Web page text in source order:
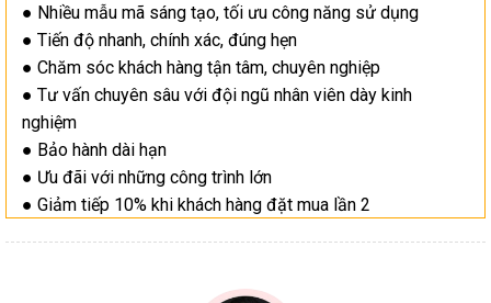
● Nhiều mẫu mã sáng tạo, tối ưu công năng sử dụng
● Tiến độ nhanh, chính xác, đúng hẹn
● Chăm sóc khách hàng tận tâm, chuyên nghiệp
● Tư vấn chuyên sâu với đội ngũ nhân viên dày kinh
nghiệm
● Bảo hành dài hạn
● Ưu đãi với những công trình lớn
● Giảm tiếp 10% khi khách hàng đặt mua lần 2